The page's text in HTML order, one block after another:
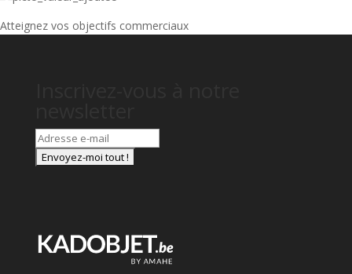
Atteignez vos objectifs commerciaux